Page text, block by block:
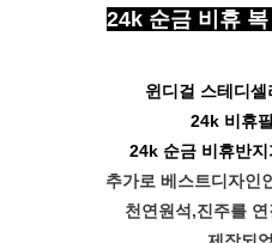
24k 순금 비휴
윈디걸 스테디
24k 비휴
24k 순금 비휴반
추가로 베스트디자인
천연원석,진주를